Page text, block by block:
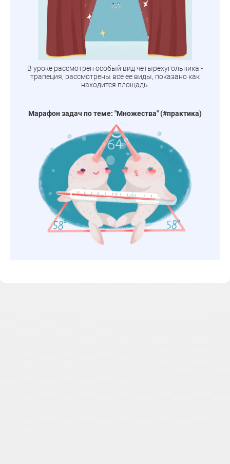
В уроке рассмотрен особый вид четырехугольника -
трапеция, рассмотрены все ее виды, показано как
находится площадь.
Марафон задач по теме: "Множества" (#практика)